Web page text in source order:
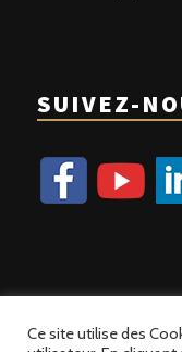
SUIVEZ-
Ce site utilise des